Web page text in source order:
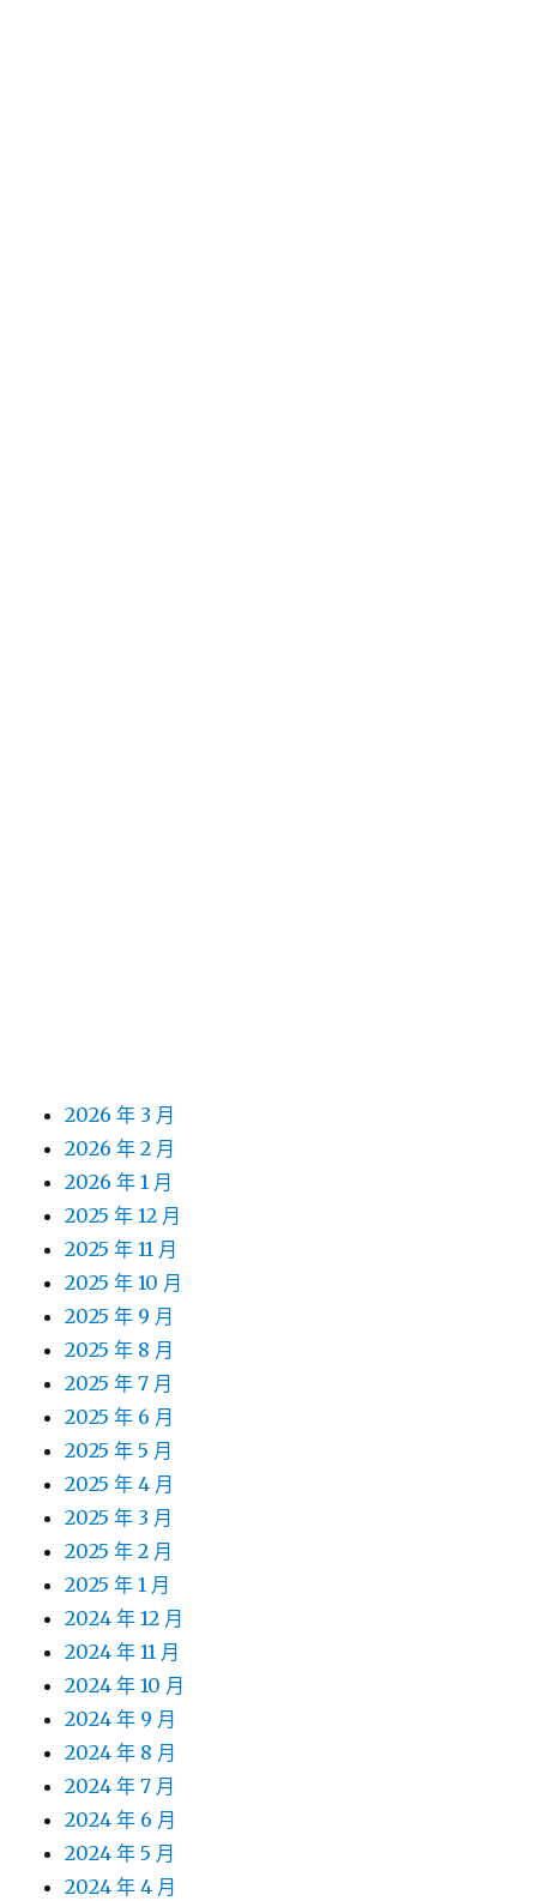
2026 年 3 月
2026 年 2 月
2026 年 1 月
2025 年 12 月
2025 年 11 月
2025 年 10 月
2025 年 9 月
2025 年 8 月
2025 年 7 月
2025 年 6 月
2025 年 5 月
2025 年 4 月
2025 年 3 月
2025 年 2 月
2025 年 1 月
2024 年 12 月
2024 年 11 月
2024 年 10 月
2024 年 9 月
2024 年 8 月
2024 年 7 月
2024 年 6 月
2024 年 5 月
2024 年 4 月